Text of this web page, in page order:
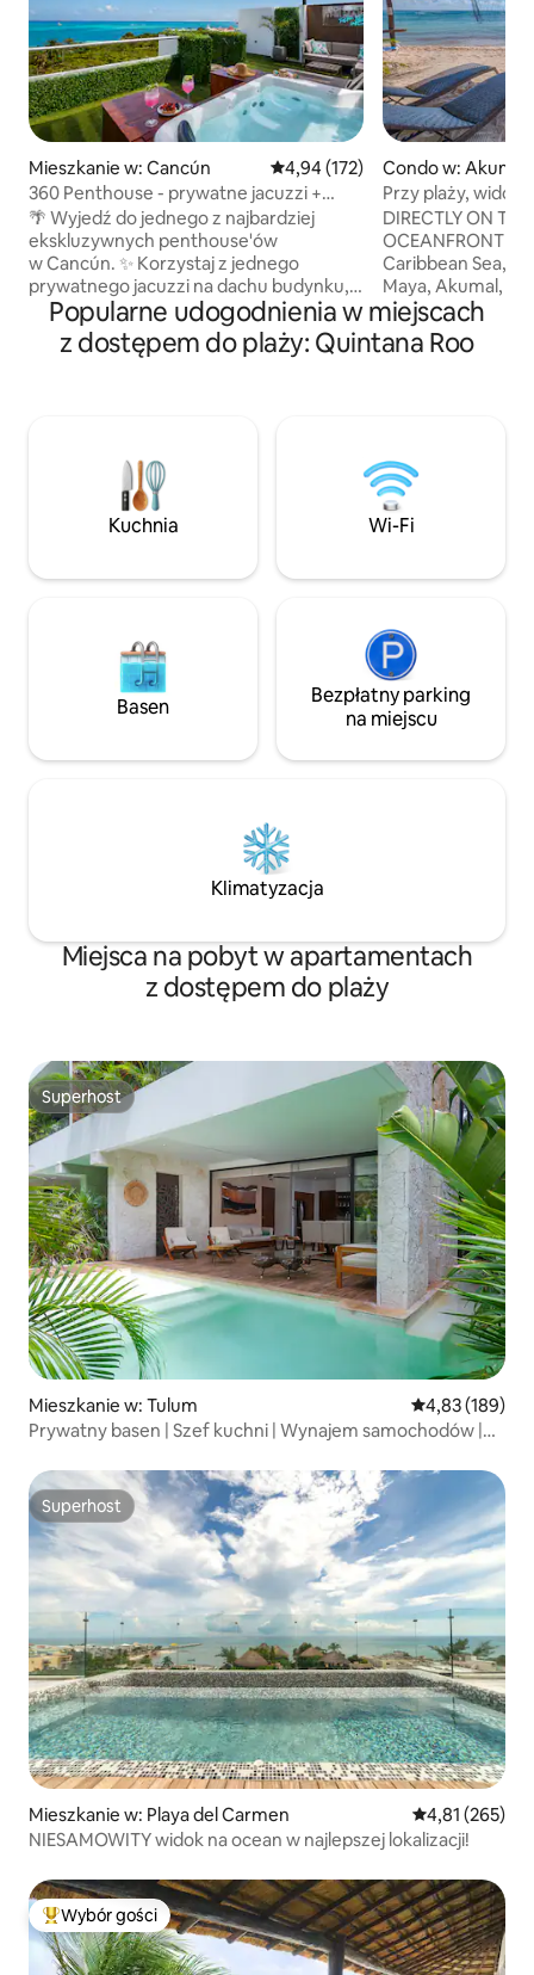
Mieszkanie w: Cancún Średnia ocena: 4,94 na 5, liczba
4,94 (172)
360 Penthouse - prywatne jacuzzi +
basen na dachu
🌴 Wyjedź do jednego z najbardziej
ekskluzywnych penthouse'ów
w Cancún. ✨ Korzystaj z jednego
prywatnego jacuzzi na dachu budynku,
z którego roztacza się widok na
zapierające dech w piersiach Morze
Karaibskie. 🏖️ Bezpośrednio
zameldowanie 💬 Dedykowany zespół
zapewniający szybkie, spersonalizowane
i niezapomniane zachody słońca. ✨
na długo po zakończeniu wakacji.
Condo w: Akumal
Przy plaży, widok
nocleg dla 1–4
DIRECTLY ON
OCEANFRONT
Caribbean Sea,
Maya, Akumal, MX Wyobraź sobie,
budzisz się i
palmy, ustronną
tropikalnych
spacer do
spożywczego,
Akumal.
wypożyczalnia
Najlepsze widoki
Popularne udogodnienia w miejscach
z dostępem do plaży: Quintana Roo
Kuchnia Wi-Fi
Basen
Bezpłatny parking
na miejscu
Klimatyzacja
Miejsca na pobyt w apartamentach
z dostępem do plaży
Superhost
Superhost
Mieszkanie w: Tulum Średnia
4,83 (189)
Prywatny basen | Szef kuchni | Wynajem samochodów |
Superhost
Superhost
Mieszkanie w: Playa del Carmen Średnia
4,81 (265)
NIESAMOWITY widok na ocean w najlepszej lokalizacji!
Najpopularniejsze z kategorii Wybór gości
Wybór gości